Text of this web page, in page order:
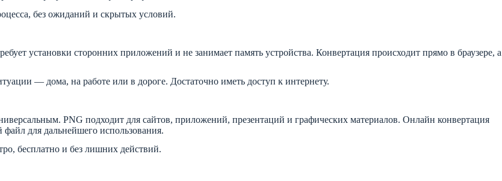
без ожиданий и скрытых условий.
установки сторонних приложений и не занимает память устройства. Конвертация происходит прямо в браузере, а
— дома, на работе или в дороге. Достаточно иметь доступ к интернету.
PNG подходит для сайтов, приложений, презентаций и графических материалов. Онлайн конвертация
файл для дальнейшего использования.
бесплатно и без лишних действий.